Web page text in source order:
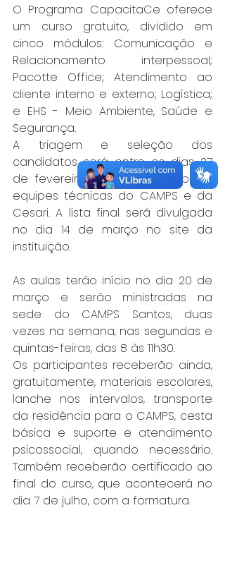
O Programa CapacitaCe oferece
um curso gratuito, dividido em
cinco módulos: Comunicação e
Relacionamento interpessoal;
Pacotte Office; Atendimento ao
cliente interno e externo; Logística;
e EHS - Meio Ambiente, Saúde e
Segurança.
A triagem e seleção dos
candidatos será entre os dias 27
de fevereiro a 3 de março pelas
equipes técnicas do CAMPS e da
Cesari. A lista final será divulgada
no dia 14 de março no site da
instituição.
As aulas terão início no dia 20 de
março e serão ministradas na
sede do CAMPS Santos, duas
vezes na semana, nas segundas e
quintas-feiras, das 8 às 11h30.
Os participantes receberão ainda,
gratuitamente, materiais escolares,
lanche nos intervalos, transporte
da residência para o CAMPS, cesta
básica e suporte e atendimento
psicossocial, quando necessário.
Também receberão certificado ao
final do curso, que acontecerá no
dia 7 de julho, com a formatura.